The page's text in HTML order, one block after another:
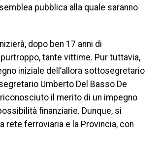
pubblica alla quale saranno
dopo ben 17 anni di
tante vittime. Pur tuttavia,
iniziale dell’allora sottosegretario
Umberto Del Basso De
il merito di un impegno
finanziarie. Dunque, si
rete ferroviaria e la Provincia, con